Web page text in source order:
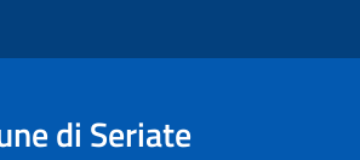
di Seriate